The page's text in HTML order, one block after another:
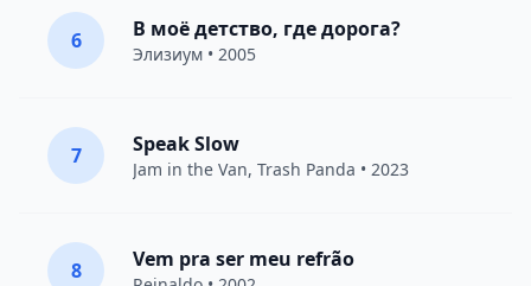
6 В моё детство, где дорога?
Элизиум • 2005
7 Speak Slow
Jam in the Van, Trash Panda • 2023
8 Vem pra ser meu refrão